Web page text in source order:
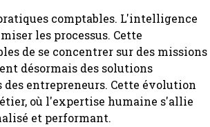
comptables. L'intelligence
les processus. Cette
de se concentrer sur des missions
désormais des solutions
entrepreneurs. Cette évolution
où l'expertise humaine s'allie
et performant.